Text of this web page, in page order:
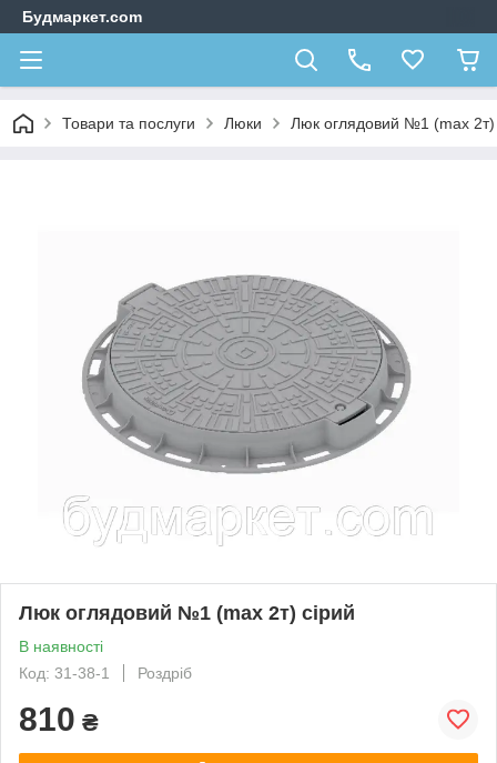
Будмаркет.com
Товари та послуги Люки Люк оглядовий №1 (max 2т)
Люк оглядовий №1 (max 2т) сірий
В наявності
Код: 31-38-1
Роздріб
810 ₴